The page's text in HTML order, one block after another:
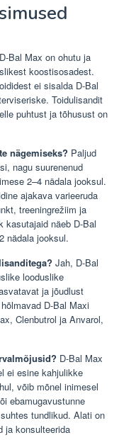
Bal Max on ohutu ja
koostisosadest.
ei sisalda D-Bal
Toidulisandit
puhtust ja tõhusust on
nägemiseks? Paljud
nagu suurenenud
2–4 nädala jooksul.
ajakava varieeruda
treeningrežiim ja
kasutajaid näeb D-Bal
nädala jooksul.
Jah, D-Bal
looduslike
ja jõudlust
D-Bal Maxi
Clenbutrol ja Anvarol,
D-Bal Max
ei esine kahjulikke
võib mõnel inimesel
ebamugavustunne
tundlikud. Alati on
ja konsulteerida